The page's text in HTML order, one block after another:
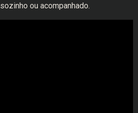
ou acompanhado.